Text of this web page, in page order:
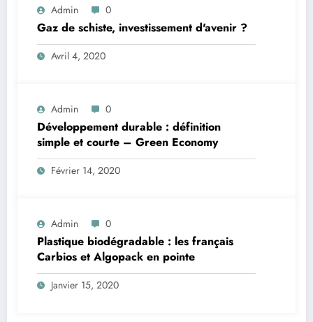
Admin 0
Gaz de schiste, investissement d'avenir ?
Avril 4, 2020
Admin 0
Développement durable : définition
simple et courte – Green Economy
Février 14, 2020
Admin 0
Plastique biodégradable : les français
Carbios et Algopack en pointe
Janvier 15, 2020